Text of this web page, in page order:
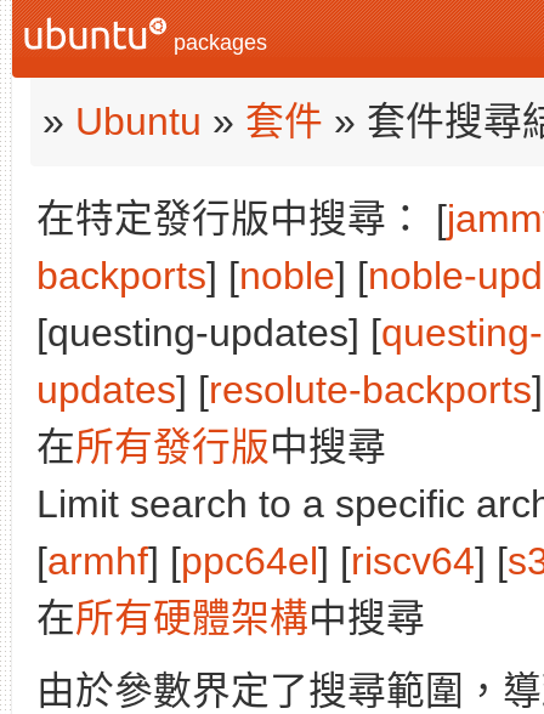
packages
» Ubuntu » 套件 » 套件搜尋
在特定發行版中搜尋： [
backports] [noble] [noble-
[questing-updates] [
updates] [resolute-backports
在所有發行版中搜尋
Limit search to a specific
[armhf] [ppc64el] [riscv64] [
在所有硬體架構中搜尋
由於參數界定了搜尋範圍，